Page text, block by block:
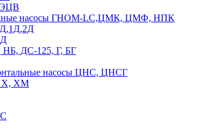
ЭЦВ
насосы ГНОМ-LC,ЦМК, ЦМФ, НПК
Д,1Д,2Д
ДС-125, Г, БГ
насосы ЦНС, ЦНСГ
Х, ХМ